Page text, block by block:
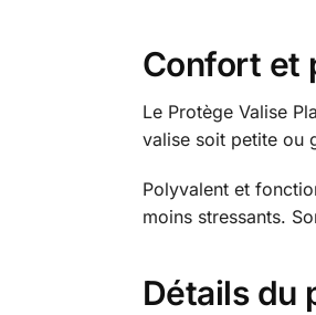
Confort et
Le Protège Valise
valise soit petite ou
Polyvalent et
moins stressants.
Détails du